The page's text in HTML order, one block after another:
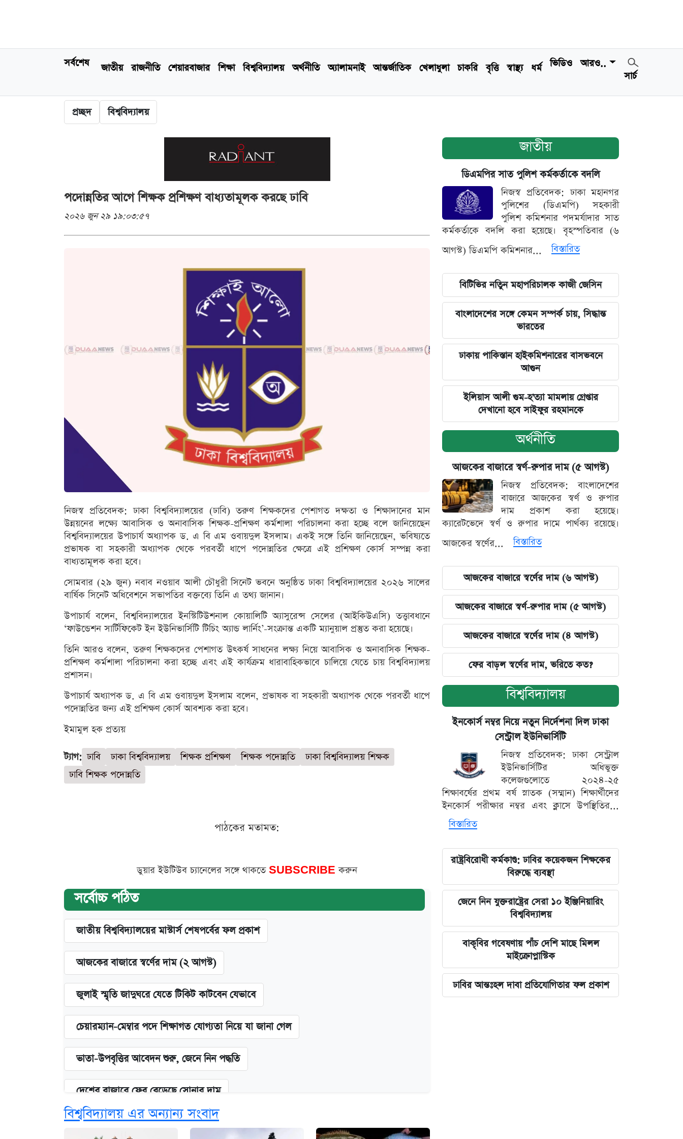
সর্বশেষ জাতীয় রাজনীতি শেয়ারবাজার শিক্ষা বিশ্ববিদ্যালয় অর্থনীতি অ্যালামনাই আন্তর্জাতিক খেলাধুলা চাকরি বৃত্তি স্বাস্থ্য ধর্ম ভিডিও
আরও..
সার্চ
প্রচ্ছদ বিশ্ববিদ্যালয়
পদোন্নতির আগে শিক্ষক প্রশিক্ষণ বাধ্যতামূলক করছে ঢাবি
২০২৬ জুন ২৯ ১৯:০৩:৫৭
নিজস্ব প্রতিবেদক: ঢাকা বিশ্ববিদ্যালয়ের (ঢাবি) তরুণ শিক্ষকদের পেশাগত দক্ষতা ও শিক্ষাদানের মান
উন্নয়নের লক্ষ্যে আবাসিক ও অনাবাসিক শিক্ষক-প্রশিক্ষণ কর্মশালা পরিচালনা করা হচ্ছে বলে জানিয়েছেন
বিশ্ববিদ্যালয়ের উপাচার্য অধ্যাপক ড. এ বি এম ওবায়দুল ইসলাম। একই সঙ্গে তিনি জানিয়েছেন, ভবিষ্যতে
প্রভাষক বা সহকারী অধ্যাপক থেকে পরবর্তী ধাপে পদোন্নতির ক্ষেত্রে এই প্রশিক্ষণ কোর্স সম্পন্ন করা
বাধ্যতামূলক করা হবে।
সোমবার (২৯ জুন) নবাব নওয়াব আলী চৌধুরী সিনেট ভবনে অনুষ্ঠিত ঢাকা বিশ্ববিদ্যালয়ের ২০২৬ সালের
বার্ষিক সিনেট অধিবেশনে সভাপতির বক্তব্যে তিনি এ তথ্য জানান।
উপাচার্য বলেন, বিশ্ববিদ্যালয়ের ইনস্টিটিউশনাল কোয়ালিটি অ্যাসুরেন্স সেলের (আইকিউএসি) তত্ত্বাবধানে
‘ফাউন্ডেশন সার্টিফিকেট ইন ইউনিভার্সিটি টিচিং অ্যান্ড লার্নিং’-সংক্রান্ত একটি ম্যানুয়াল প্রস্তুত করা হয়েছে।
তিনি আরও বলেন, তরুণ শিক্ষকদের পেশাগত উৎকর্ষ সাধনের লক্ষ্য নিয়ে আবাসিক ও অনাবাসিক শিক্ষক-
প্রশিক্ষণ কর্মশালা পরিচালনা করা হচ্ছে এবং এই কার্যক্রম ধারাবাহিকভাবে চালিয়ে যেতে চায় বিশ্ববিদ্যালয়
প্রশাসন।
উপাচার্য অধ্যাপক ড. এ বি এম ওবায়দুল ইসলাম বলেন, প্রভাষক বা সহকারী অধ্যাপক থেকে পরবর্তী ধাপে
পদোন্নতির জন্য এই প্রশিক্ষণ কোর্স আবশ্যক করা হবে।
ইমামুল হক প্রত্যয়
ট্যাগ: ঢাবি ঢাকা বিশ্ববিদ্যালয় শিক্ষক প্রশিক্ষণ শিক্ষক পদোন্নতি
ঢাকা বিশ্ববিদ্যালয় শিক্ষক
ঢাবি শিক্ষক পদোন্নতি
পাঠকের মতামত:
ডুয়ার ইউটিউব চ্যানেলের সঙ্গে থাকতে SUBSCRIBEকরুন
সর্বোচ্চ পঠিত
জাতীয় বিশ্ববিদ্যালয়ের মাস্টার্স শেষপর্বের ফল প্রকাশ
আজকের বাজারে স্বর্ণের দাম (২ আগস্ট)
জুলাই স্মৃতি জাদুঘরে যেতে টিকিট কাটবেন যেভাবে
চেয়ারম্যান-মেম্বার পদে শিক্ষাগত যোগ্যতা নিয়ে যা জানা গেল
ভাতা-উপবৃত্তির আবেদন শুরু, জেনে নিন পদ্ধতি
দেশের বাজারে ফের বেড়েছে সোনার দাম
‘গুলশানের চামেলি’ তে যৌনকর্মীর দালাল অ্যাডলফ খান
বিশ্ববিদ্যালয় এর অন্যান্য সংবাদ
জাতীয়
ডিএমপির সাত পুলিশ কর্মকর্তাকে বদলি
নিজস্ব প্রতিবেদক: ঢাকা মহানগর
পুলিশের (ডিএমপি) সহকারী
পুলিশ কমিশনার পদমর্যাদার সাত
কর্মকর্তাকে বদলি করা হয়েছে। বৃহস্পতিবার (৬
আগস্ট) ডিএমপি কমিশনার...
বিস্তারিত
বিটিভির নতিুন মহাপরিচালক কাজী জেসিন
বাংলাদেশের সঙ্গে কেমন সম্পর্ক চায়, সিদ্ধান্ত
ভারতের
ঢাকায় পাকিস্তান হাইকমিশনারের বাসভবনে
আগুন
ইলিয়াস আলী গুম-হ'ত্যা মামলায় গ্রেপ্তার
দেখানো হবে সাইফুর রহমানকে
অর্থনীতি
আজকের বাজারে স্বর্ণ-রুপার দাম (৫ আগস্ট)
নিজস্ব প্রতিবেদক: বাংলাদেশের
বাজারে আজকের স্বর্ণ ও রুপার
দাম প্রকাশ করা হয়েছে।
ক্যারেটভেদে স্বর্ণ ও রুপার দামে পার্থক্য রয়েছে।
আজকের স্বর্ণের...
বিস্তারিত
আজকের বাজারে স্বর্ণের দাম (৬ আগস্ট)
আজকের বাজারে স্বর্ণ-রুপার দাম (৫ আগস্ট)
আজকের বাজারে স্বর্ণের দাম (৪ আগস্ট)
ফের বাড়ল স্বর্ণের দাম, ভরিতে কত?
বিশ্ববিদ্যালয়
ইনকোর্স নম্বর নিয়ে নতুন নির্দেশনা দিল ঢাকা
সেন্ট্রাল ইউনিভার্সিটি
নিজস্ব প্রতিবেদক: ঢাকা সেন্ট্রাল
ইউনিভার্সিটির অধিভুক্ত
কলেজগুলোতে ২০২৪-২৫
শিক্ষাবর্ষের প্রথম বর্ষ স্নাতক (সম্মান) শিক্ষার্থীদের
ইনকোর্স পরীক্ষার নম্বর এবং ক্লাসে উপস্থিতির...
বিস্তারিত
রাষ্ট্রবিরোধী কর্মকাণ্ড: ঢাবির কয়েকজন শিক্ষকের
বিরুদ্ধে ব্যবস্থা
জেনে নিন যুক্তরাষ্ট্রের সেরা ১০ ইঞ্জিনিয়ারিং
বিশ্ববিদ্যালয়
বাকৃবির গবেষণায় পাঁচ দেশি মাছে মিলল
মাইক্রোপ্লাস্টিক
ঢাবির আন্তঃহল দাবা প্রতিযোগিতার ফল প্রকাশ